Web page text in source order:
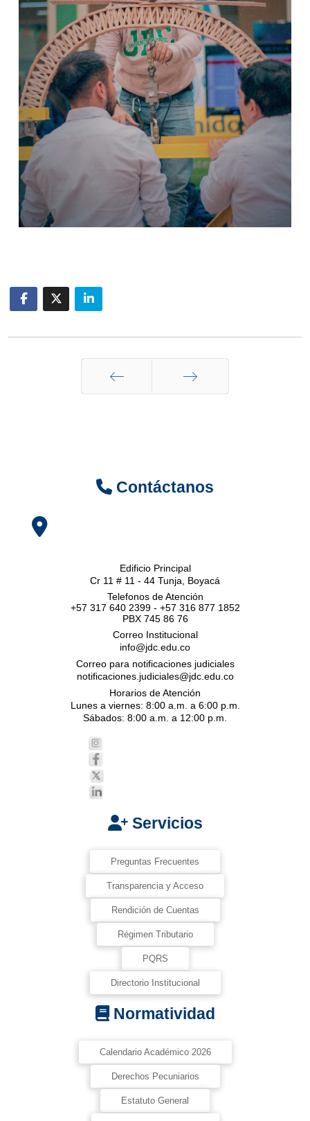
Contáctanos
Edificio Principal
Cr 11 # 11 - 44 Tunja, Boyacá
Telefonos de Atención
+57 317 640 2399 - +57 316 877 1852
PBX 745 86 76
Correo Institucional
info@jdc.edu.co
Correo para notificaciones judiciales
notificaciones.judiciales@jdc.edu.co
Horarios de Atención
Lunes a viernes: 8:00 a.m. a 6:00 p.m.
Sábados: 8:00 a.m. a 12:00 p.m.
Servicios
Preguntas Frecuentes
Transparencia y Acceso
Rendición de Cuentas
Régimen Tributario
PQRS
Directorio Institucional
Normatividad
Calendario Académico 2026
Derechos Pecuniarios
Estatuto General